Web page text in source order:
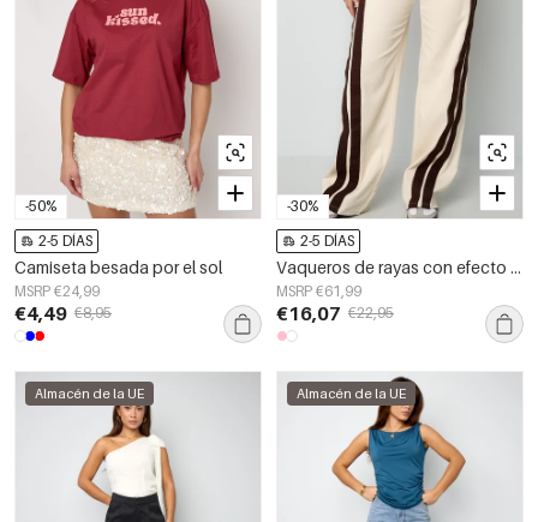
-50%
2-5 DÍAS
Camiseta besada por el sol
MSRP €24,99
€4,49 €8,95
-30%
2-5 DÍAS
Vaqueros de rayas con efecto declaración
MSRP €61,99
€16,07 €22,95
Almacén de la UE Almacén de la UE